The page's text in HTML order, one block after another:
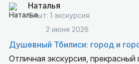
Наталья
Опыт: 1 экскурсия
2 июня 2026
Душевный Тбилиси: город и
Отличная экскурсия,